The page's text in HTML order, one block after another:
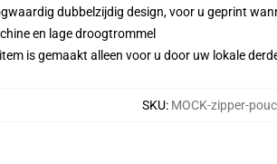
dubbelzijdig design, voor u geprint
en lage droogtrommel
is gemaakt alleen voor u door uw lokale
SKU: MOCK-zipper-